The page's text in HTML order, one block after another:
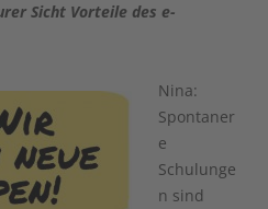
Sicht Vorteile des e-
Nina:
Spontaner
e
Schulunge
n sind